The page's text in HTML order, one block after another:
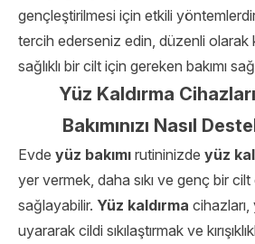
gençleştirilmesi için etkili
tercih ederseniz edin, düzenli olarak
sağlıklı bir cilt için gereken bakımı
Yüz Kaldırma
Bakımınızı Nasıl
Evde yüz bakımı rutininizde yüz
yer vermek, daha sıkı ve genç bir
sağlayabilir. Yüz kaldırma cihazları,
uyararak cildi sıkılaştırmak ve